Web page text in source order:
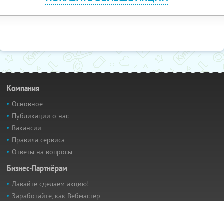
Компания
Основное
Публикации о нас
Вакансии
Правила сервиса
Ответы на вопросы
Бизнес-Партнёрам
Давайте сделаем акцию!
Заработайте, как Вебмастер